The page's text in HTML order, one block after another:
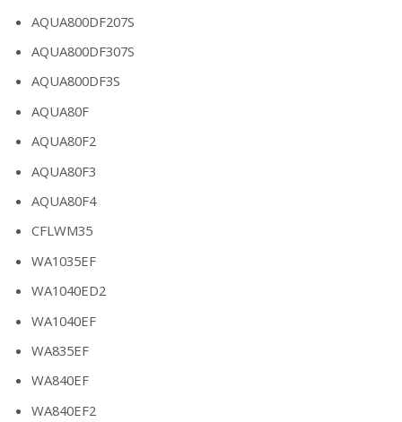
AQUA800DF207S
AQUA800DF307S
AQUA800DF3S
AQUA80F
AQUA80F2
AQUA80F3
AQUA80F4
CFLWM35
WA1035EF
WA1040ED2
WA1040EF
WA835EF
WA840EF
WA840EF2